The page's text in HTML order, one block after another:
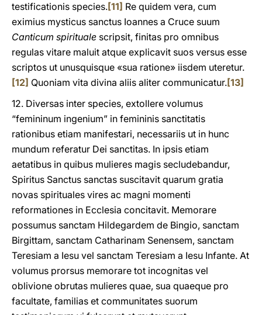
testificationis species.[11] Re quidem vera, cum
eximius mysticus sanctus Ioannes a Cruce suum
Canticum spirituale scripsit, finitas pro omnibus
regulas vitare maluit atque explicavit suos versus esse
scriptos ut unusquisque «sua ratione» iisdem uteretur.
[12] Quoniam vita divina aliis aliter communicatur.[13]
12. Diversas inter species, extollere volumus
“femininum ingenium” in femininis sanctitatis
rationibus etiam manifestari, necessariis ut in hunc
mundum referatur Dei sanctitas. In ipsis etiam
aetatibus in quibus mulieres magis secludebandur,
Spiritus Sanctus sanctas suscitavit quarum gratia
novas spirituales vires ac magni momenti
reformationes in Ecclesia concitavit. Memorare
possumus sanctam Hildegardem de Bingio, sanctam
Birgittam, sanctam Catharinam Senensem, sanctam
Teresiam a Iesu vel sanctam Teresiam a Iesu Infante. At
volumus prorsus memorare tot incognitas vel
oblivione obrutas mulieres quae, sua quaeque pro
facultate, familias et communitates suorum